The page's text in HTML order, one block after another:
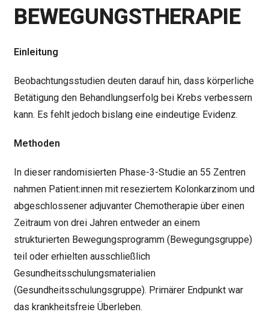
BEWEGUNGSTHERAPIE
Einleitung
Beobachtungsstudien deuten darauf hin, dass körperliche
Betätigung den Behandlungserfolg bei Krebs verbessern
kann. Es fehlt jedoch bislang eine eindeutige Evidenz.
Methoden
In dieser randomisierten Phase-3-Studie an 55 Zentren
nahmen Patient:innen mit reseziertem Kolonkarzinom und
abgeschlossener adjuvanter Chemotherapie über einen
Zeitraum von drei Jahren entweder an einem
strukturierten Bewegungsprogramm (Bewegungsgruppe)
teil oder erhielten ausschließlich
Gesundheitsschulungsmaterialien
(Gesundheitsschulungsgruppe). Primärer Endpunkt war
das krankheitsfreie Überleben.